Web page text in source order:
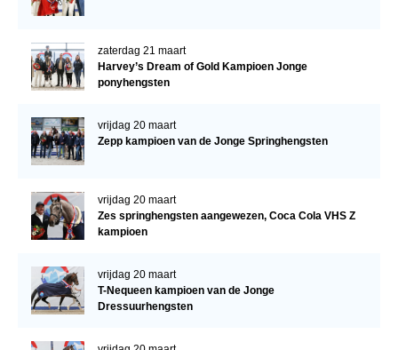
zaterdag 21 maart
Harvey’s Dream of Gold Kampioen Jonge
ponyhengsten
vrijdag 20 maart
Zepp kampioen van de Jonge Springhengsten
vrijdag 20 maart
Zes springhengsten aangewezen, Coca Cola VHS Z
kampioen
vrijdag 20 maart
T-Nequeen kampioen van de Jonge
Dressuurhengsten